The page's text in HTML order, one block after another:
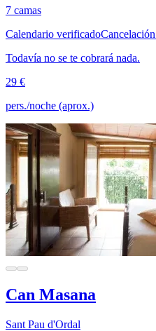
7 camas
Calendario verificado
Todavía no se te cobrará nada.
29 €
pers./noche (aprox.)
Can Masana
Sant Pau d'Ordal